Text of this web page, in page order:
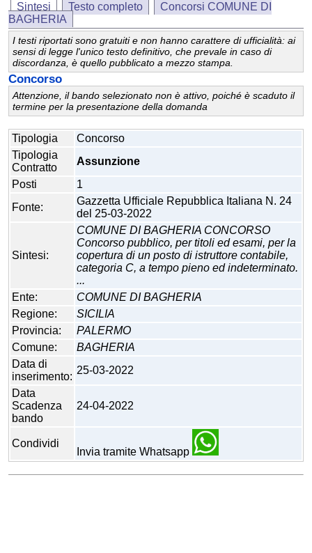
Sintesi Testo completo
Concorsi COMUNE DI
BAGHERIA
I testi riportati sono gratuiti e non hanno carattere di ufficialità: ai
sensi di legge l'unico testo definitivo, che prevale in caso di
discordanza, è quello pubblicato a mezzo stampa.
Concorso
Attenzione, il bando selezionato non è attivo, poiché è scaduto il
termine per la presentazione della domanda
Tipologia
Concorso
Tipologia
Contratto
Assunzione
Posti
1
Fonte:
Gazzetta Ufficiale Repubblica Italiana N. 24
del 25-03-2022
Sintesi:
COMUNE DI BAGHERIA CONCORSO
Concorso pubblico, per titoli ed esami, per la
copertura di un posto di istruttore contabile,
categoria C, a tempo pieno ed indeterminato.
...
Ente:
COMUNE DI BAGHERIA
Regione:
SICILIA
Provincia:
PALERMO
Comune:
BAGHERIA
Data di
inserimento:
25-03-2022
Data
Scadenza
bando
24-04-2022
Condividi
Invia tramite Whatsapp